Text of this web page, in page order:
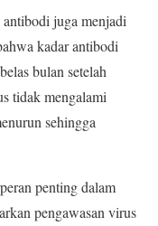
juga menjadi
kadar antibodi
bulan setelah
tidak mengalami
sehingga
penting dalam
pengawasan virus